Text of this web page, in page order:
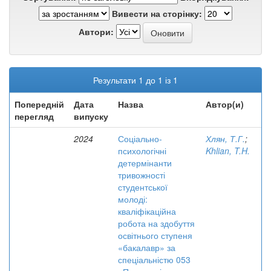
Вивести на сторінку:
Автори:
Результати 1 до 1 із 1
Попередній
перегляд
Дата
випуску
Назва Автор(и)
2024
Соціально-
психологічні
детермінанти
тривожності
студентської
молоді:
кваліфікаційна
робота на здобуття
освітнього ступеня
«бакалавр» за
спеціальністю 053
Хлян, Т.Г.;
Khlian, T.H.